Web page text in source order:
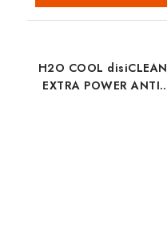
H2O COOL disiCLEAN
EXTRA POWER ANTI-